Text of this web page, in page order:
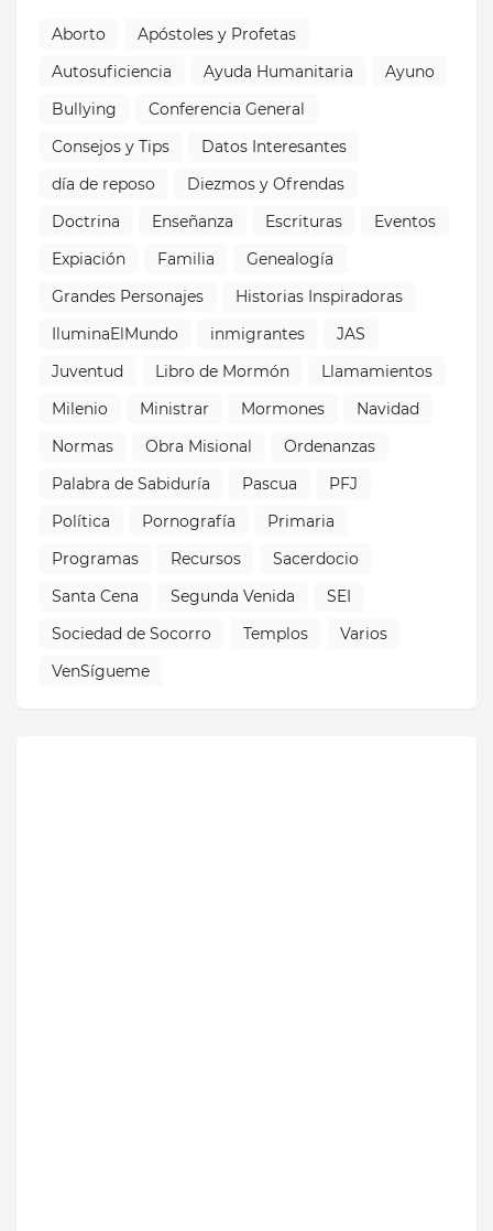
Aborto
Apóstoles y Profetas
Autosuficiencia
Ayuda Humanitaria
Ayuno
Bullying
Conferencia General
Consejos y Tips
Datos Interesantes
día de reposo
Diezmos y Ofrendas
Doctrina
Enseñanza Escrituras
Eventos
Expiación
Familia
Genealogía
Grandes Personajes
Historias Inspiradoras
IluminaElMundo
inmigrantes
JAS
Juventud
Libro de Mormón
Llamamientos
Milenio
Ministrar Mormones
Navidad
Normas
Obra Misional
Ordenanzas
Palabra de Sabiduría
Pascua
PFJ
Política
Pornografía
Primaria
Programas
Recursos
Sacerdocio
Santa Cena
Segunda Venida
SEI
Sociedad de Socorro
Templos
Varios
VenSígueme